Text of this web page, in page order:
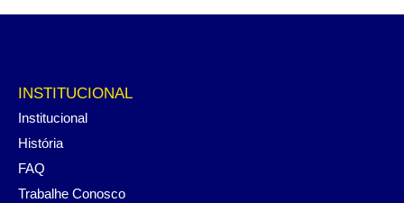
INSTITUCIONAL
Institucional
História
FAQ
Trabalhe Conosco